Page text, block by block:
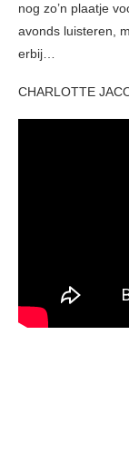
nog zo’n plaatje
avonds luisteren,
erbij…
CHARLOTTE